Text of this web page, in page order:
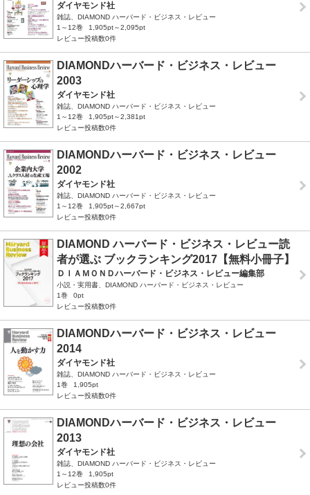
ダイヤモンド社
雑誌、DIAMOND ハーバード・ビジネス・レビュー
1～12巻
1,905pt～2,095pt
レビュー投稿数0件
DIAMONDハーバード・ビジネス・レビュー
2003
ダイヤモンド社
雑誌、DIAMOND ハーバード・ビジネス・レビュー
1～12巻
1,905pt～2,381pt
レビュー投稿数0件
DIAMONDハーバード・ビジネス・レビュー
2002
ダイヤモンド社
雑誌、DIAMOND ハーバード・ビジネス・レビュー
1～12巻
1,905pt～2,667pt
レビュー投稿数0件
DIAMOND ハーバード・ビジネス・レビュー読
者が選ぶ ブックランキング2017【無料小冊子】
ＤＩＡＭＯＮＤハーバード・ビジネス・レビュー編集部
小説・実用書、DIAMOND ハーバード・ビジネス・レビュー
1巻
0pt
レビュー投稿数0件
DIAMONDハーバード・ビジネス・レビュー
2014
ダイヤモンド社
雑誌、DIAMOND ハーバード・ビジネス・レビュー
1巻
1,905pt
レビュー投稿数0件
DIAMONDハーバード・ビジネス・レビュー
2013
ダイヤモンド社
雑誌、DIAMOND ハーバード・ビジネス・レビュー
1～12巻
1,905pt
レビュー投稿数0件